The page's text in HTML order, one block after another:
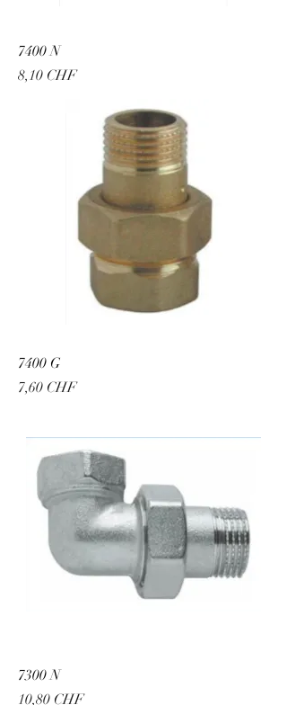
7400 N
Preis
8,10 CHF
7400 G
Preis
7,60 CHF
7300 N
Preis
10,80 CHF